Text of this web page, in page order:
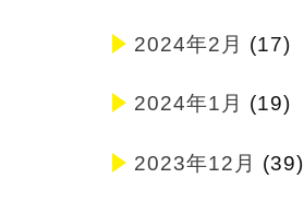
2024年2月 (17)
2024年1月 (19)
2023年12月 (39)